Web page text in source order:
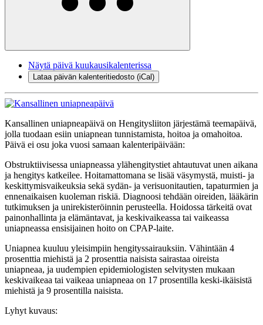
Näytä päivä kuukausikalenterissa
Lataa päivän kalenteritiedosto (iCal)
Kansallinen uniapneapäivä on Hengitysliiton järjestämä teemapäivä,
jolla tuodaan esiin uniapnean tunnistamista, hoitoa ja omahoitoa.
Päivä ei osu joka vuosi samaan kalenteripäivään:
Obstruktiivisessa uniapneassa ylähengitystiet ahtautuvat unen aikana
ja hengitys katkeilee. Hoitamattomana se lisää väsymystä, muisti- ja
keskittymisvaikeuksia sekä sydän- ja verisuonitautien, tapaturmien ja
ennenaikaisen kuoleman riskiä. Diagnoosi tehdään oireiden, lääkärin
tutkimuksen ja unirekisteröinnin perusteella. Hoidossa tärkeitä ovat
painonhallinta ja elämäntavat, ja keskivaikeassa tai vaikeassa
uniapneassa ensisijainen hoito on CPAP-laite.
Uniapnea kuuluu yleisimpiin hengityssairauksiin. Vähintään 4
prosenttia miehistä ja 2 prosenttia naisista sairastaa oireista
uniapneaa, ja uudempien epidemiologisten selvitysten mukaan
keskivaikeaa tai vaikeaa uniapneaa on 17 prosentilla keski-ikäisistä
miehistä ja 9 prosentilla naisista.
Lyhyt kuvaus: